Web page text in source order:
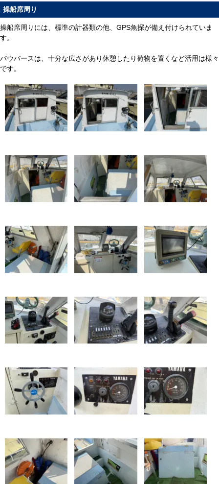
操船席周り
操船席周りには、標準の計器類の他、GPS魚探が備え付けられていま
す。
バウバースは、十分な広さがあり休憩したり荷物を置くなど活用は様々
です。